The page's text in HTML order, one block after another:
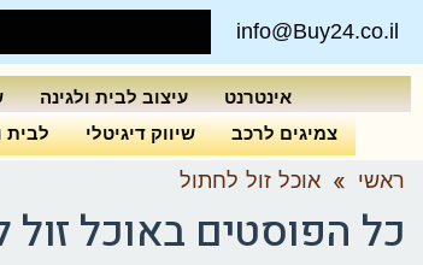
info@Buy24.co.il
אינטרנט עיצוב לבית ולגינה
צמיגים לרכב
שיווק דיגיטלי לבית
ראשי » אוכל זול לחתול
כל הפוסטים באוכל